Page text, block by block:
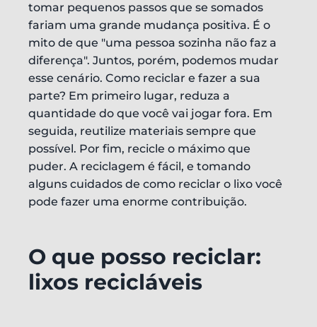
tomar pequenos passos que se somados
fariam uma grande mudança positiva. É o
mito de que "uma pessoa sozinha não faz a
diferença". Juntos, porém, podemos mudar
esse cenário. Como reciclar e fazer a sua
parte? Em primeiro lugar, reduza a
quantidade do que você vai jogar fora. Em
seguida, reutilize materiais sempre que
possível. Por fim, recicle o máximo que
puder. A reciclagem é fácil, e tomando
alguns cuidados de como reciclar o lixo você
pode fazer uma enorme contribuição.
O que posso reciclar:
lixos recicláveis